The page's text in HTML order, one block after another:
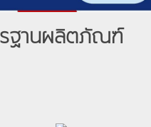
ฐานผลิตภัณฑ์